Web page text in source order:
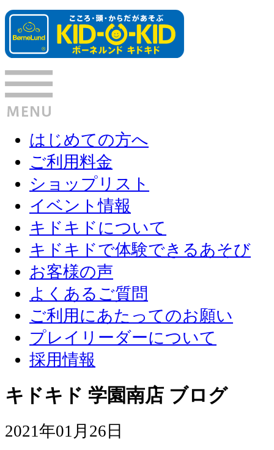
はじめての方へ
ご利用料金
ショップリスト
イベント情報
キドキドについて
キドキドで体験できるあそび
お客様の声
よくあるご質問
ご利用にあたってのお願い
プレイリーダーについて
採用情報
キドキド 学園南店 ブログ
2021年01月26日